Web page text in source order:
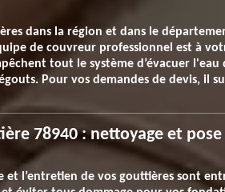
dans la région et dans le
de couvreur professionnel est à
tout le système d’évacuer
Pour vos demandes de devis, il
78940 : nettoyage et pose
l’entretien de vos gouttières sont